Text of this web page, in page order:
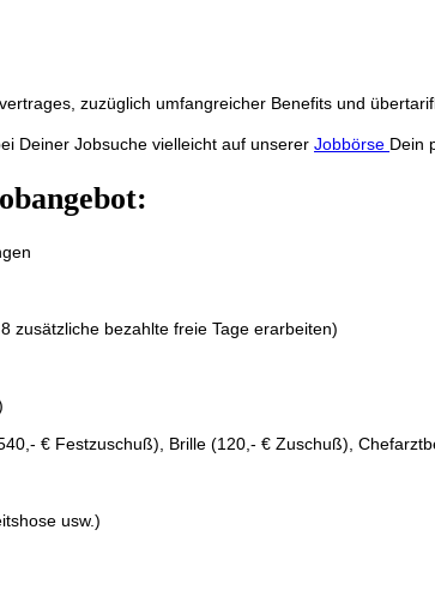
zuzüglich umfangreicher Benefits und
Deiner Jobsuche vielleicht auf unserer Jobbörse Dein
zusätzliche bezahlte freie Tage erarbeiten)
€ Festzuschuß), Brille (120,- € Zuschuß),
usw.)